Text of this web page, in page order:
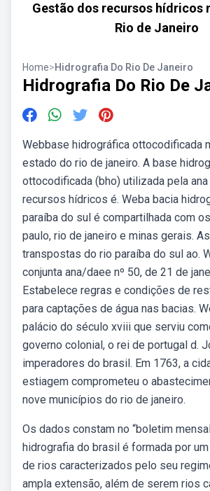
Gestão dos recursos hídricos
Rio de Janeiro
Home>Hidrografia Do Rio De Janeiro
Hidrografia Do Rio De
Webbase hidrográfica ottocodificada
estado do rio de janeiro. A base
ottocodificada (bho) utilizada pela
recursos hídricos é. Weba bacia
paraíba do sul é compartilhada com
paulo, rio de janeiro e minas gerais.
transpostas do rio paraíba do sul ao.
conjunta ana/daee nº 50, de 21 de
Estabelece regras e condições de
para captações de água nas bacias.
palácio do século xviii que serviu
governo colonial, o rei de portugal d.
imperadores do brasil. Em 1763, a
estiagem comprometeu o
nove municípios do rio de janeiro.
Os dados constam no “boletim
hidrografia do brasil é formada por
de rios caracterizados pelo seu
ampla extensão, além de serem rios